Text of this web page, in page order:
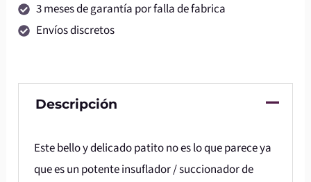
3 meses de garantía por falla de fabrica
Envíos discretos
Descripción
Este bello y delicado patito no es lo que parece ya
que es un potente insuflador / succionador de